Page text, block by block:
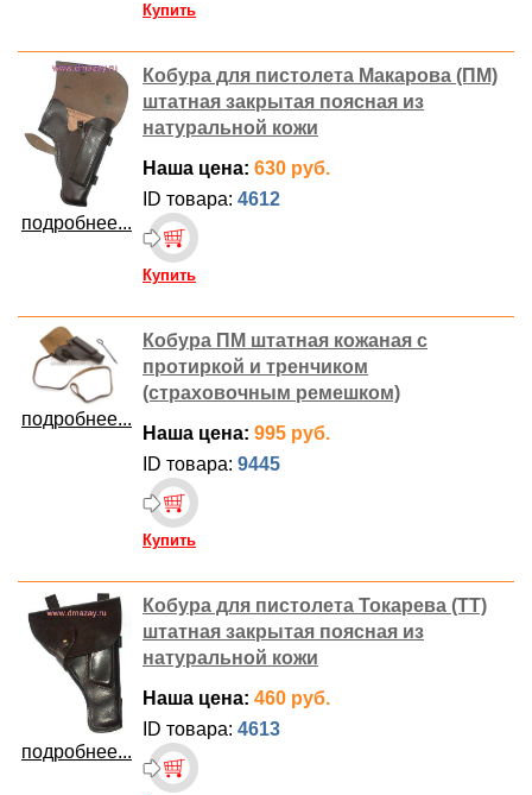
Купить
подробнее...
Кобура для пистолета Макарова (ПМ)
штатная закрытая поясная из
натуральной кожи
Наша цена: 630 руб.
ID товара: 4612
Купить
подробнее...
Кобура ПМ штатная кожаная с
протиркой и тренчиком
(страховочным ремешком)
Наша цена: 995 руб.
ID товара: 9445
Купить
подробнее...
Кобура для пистолета Токарева (ТТ)
штатная закрытая поясная из
натуральной кожи
Наша цена: 460 руб.
ID товара: 4613